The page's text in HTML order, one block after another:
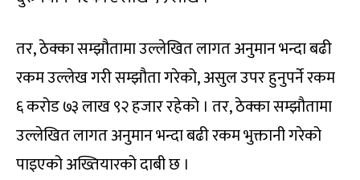
तर, ठेक्का सम्झौतामा उल्लेखित लागत अनुमान भन्दा बढी
रकम उल्लेख गरी सम्झौता गरेको, असुल उपर हुनुपर्ने रकम
६ करोड ७३ लाख ९२ हजार रहेको । तर, ठेक्का सम्झौतामा
उल्लेखित लागत अनुमान भन्दा बढी रकम भुक्तानी गरेको
पाइएको अख्तियारको दाबी छ ।